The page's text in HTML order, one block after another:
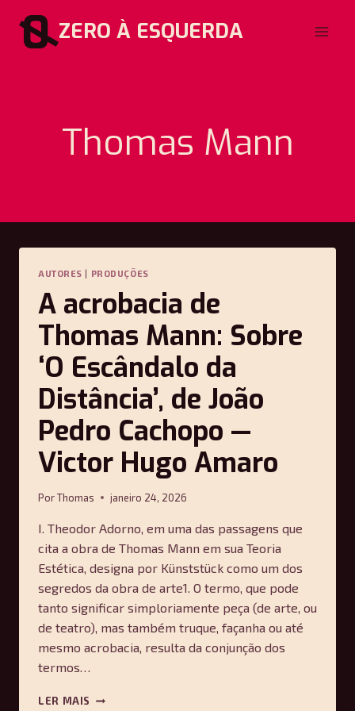
para
ZERO À ESQUERDA
Thomas Mann
AUTORES | PRODUÇÕES
A acrobacia de
Thomas Mann: Sobre
‘O Escândalo da
Distância’, de João
Pedro Cachopo —
Victor Hugo Amaro
PorThomas janeiro 24, 2026
I. Theodor Adorno, em uma das passagens que
cita a obra de Thomas Mann em sua Teoria
Estética, designa por Künststück como um dos
segredos da obra de arte1. O termo, que pode
tanto significar simploriamente peça (de arte, ou
de teatro), mas também truque, façanha ou até
mesmo acrobacia, resulta da conjunção dos
termos…
LER MAIS